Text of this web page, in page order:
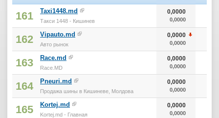
161 Taxi1448.md
Такси 1448 - Кишинев
0,0000
0,0000
162 Vipauto.md
Авто рынок
0,0000
0,0000
163 Race.md
Race.MD
0,0000
0,0000
164 Pneuri.md
Продажа шины в Кишиневе, Молдова
0,0000
0,0000
165 Kortej.md
Kortej.md - Главная
0,0000
0,0000